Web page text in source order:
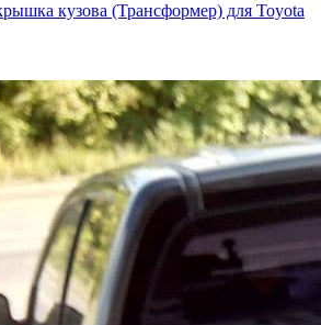
кузова (Трансформер) для Toyota